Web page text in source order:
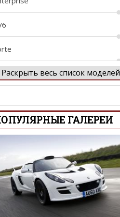
Раскрыть весь список моделей
ГАЛЕРЕИ